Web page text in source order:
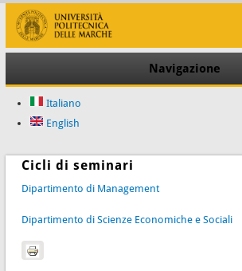
Navigazione
Italiano
English
Cicli di seminari
Dipartimento di Management
Dipartimento di Scienze Economiche e Sociali